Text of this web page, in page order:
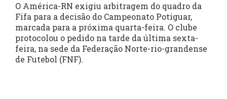
O América-RN exigiu arbitragem do quadro da
Fifa para a decisão do Campeonato Potiguar,
marcada para a próxima quarta-feira. O clube
protocolou o pedido na tarde da última sexta-
feira, na sede da Federação Norte-rio-grandense
de Futebol (FNF).